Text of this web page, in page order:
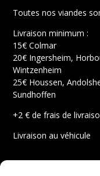
Toutes nos viandes
Livraison minimum :
15€ Colmar
20€ Ingersheim,
Wintzenheim
25€ Houssen,
Sundhoffen
+2 € de frais de
Livraison au véhicule